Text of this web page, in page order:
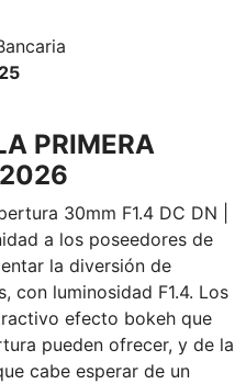
PRIMERA
30mm F1.4 DC DN |
a los poseedores de
la diversión de
con luminosidad F1.4. Los
efecto bokeh que
pueden ofrecer, y de la
cabe esperar de un